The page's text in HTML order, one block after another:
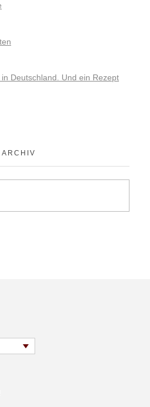
Deutschland. Und ein Rezept
ARCHIV